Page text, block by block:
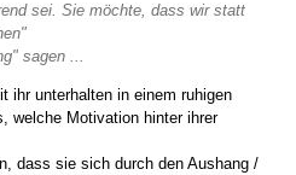
sei. Sie möchte, dass wir statt
sagen ...
ihr unterhalten in einem ruhigen
welche Motivation hinter ihrer
dass sie sich durch den Aushang /